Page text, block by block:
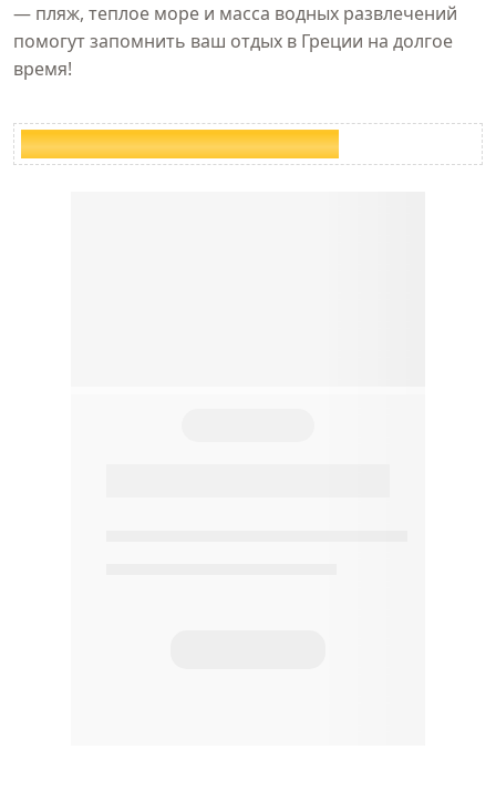
— пляж, теплое море и масса водных развлечений
помогут запомнить ваш отдых в Греции на долгое
время!